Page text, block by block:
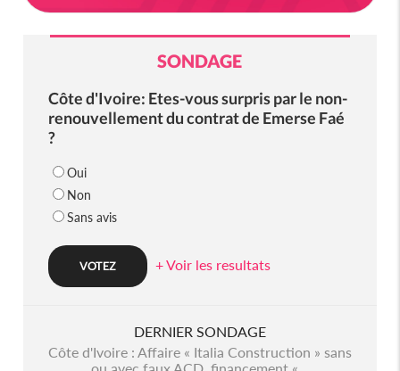
SONDAGE
Côte d'Ivoire: Etes-vous surpris par le non-
renouvellement du contrat de Emerse Faé
?
Oui
Non
Sans avis
+ Voir les resultats
DERNIER SONDAGE
Côte d'Ivoire : Affaire « Italia Construction » sans